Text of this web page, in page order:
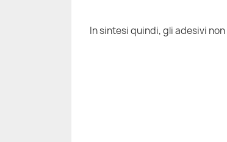
In sintesi quindi, gli adesivi